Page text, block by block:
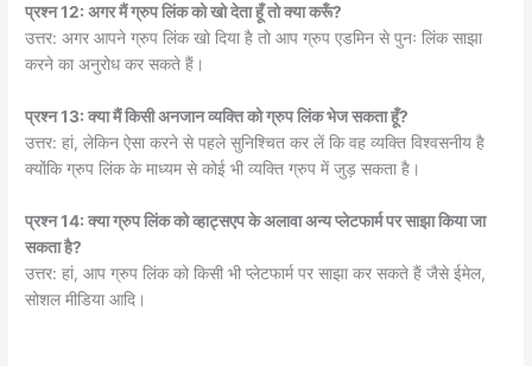
प्रश्न 12: अगर मैं ग्रुप लिंक को खो देता हूँ तो क्या करूँ?
उत्तर: अगर आपने ग्रुप लिंक खो दिया है तो आप ग्रुप एडमिन से पुनः लिंक साझा
करने का अनुरोध कर सकते हैं।
प्रश्न 13: क्या मैं किसी अनजान व्यक्ति को ग्रुप लिंक भेज सकता हूँ?
उत्तर: हां, लेकिन ऐसा करने से पहले सुनिश्चित कर लें कि वह व्यक्ति विश्वसनीय है
क्योंकि ग्रुप लिंक के माध्यम से कोई भी व्यक्ति ग्रुप में जुड़ सकता है।
प्रश्न 14: क्या ग्रुप लिंक को व्हाट्सएप के अलावा अन्य प्लेटफार्म पर साझा किया जा
सकता है?
उत्तर: हां, आप ग्रुप लिंक को किसी भी प्लेटफार्म पर साझा कर सकते हैं जैसे ईमेल,
सोशल मीडिया आदि।